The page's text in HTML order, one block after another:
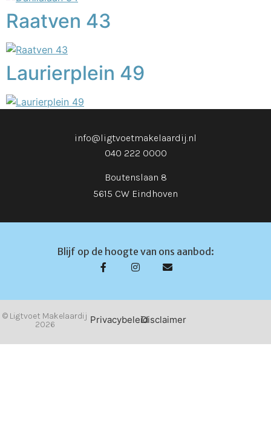
Raatven 43
Laurierplein 49
info@ligtvoetmakelaardij.nl
040 222 0000
Boutenslaan 8
5615 CW Eindhoven
Blijf op de hoogte van ons aanbod:
© Ligtvoet Makelaardij
2026
PrivacybeleidDisclaimer